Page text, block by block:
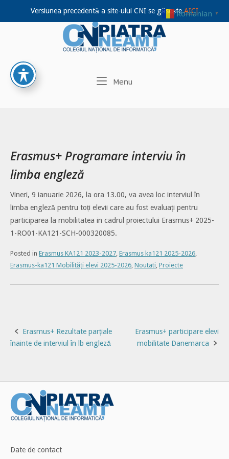
Versiunea precedentă a site-ului CNI se găseșteAICI
Home
Menu
Erasmus+ Programare interviu în
limba engleză
Vineri, 9 ianuarie 2026, la ora 13.00, va avea loc interviul în
limba engleză pentru toți elevii care au fost evaluați pentru
participarea la mobilitatea in cadrul proiectului Erasmus+ 2025-
1-RO01-KA121-SCH-000320085.
Posted in Erasmus KA121 2023-2027, Erasmus ka121 2025-2026,
Erasmus-ka121 Mobilități elevi 2025-2026, Noutati, Proiecte
PostErasmus+ Rezultate parțiale
înainte de interviul în lb engleză
Erasmus+ participare elevi
mobilitate Danemarca
Date de contact
Romanian ▼